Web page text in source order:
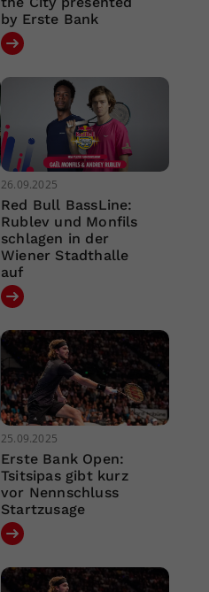
by Erste Bank
26.09.2025
Red Bull BassLine:
Rublev und Monfils
schlagen in der
Wiener Stadthalle
auf
25.09.2025
Erste Bank Open:
Tsitsipas gibt kurz
vor Nennschluss
Startzusage